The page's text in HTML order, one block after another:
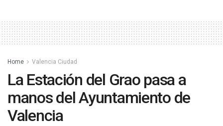
Home Valencia Ciudad
La Estación del Grao pasa a
manos del Ayuntamiento de
Valencia